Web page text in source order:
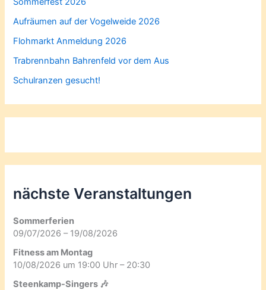
Aufräumen auf der Vogelweide 2026
Flohmarkt Anmeldung 2026
Trabrennbahn Bahrenfeld vor dem Aus
Schulranzen gesucht!
nächste Veranstaltungen
Sommerferien
09/07/2026 – 19/08/2026
Fitness am Montag
10/08/2026 um 19:00 Uhr – 20:30
Steenkamp-Singers 🎶